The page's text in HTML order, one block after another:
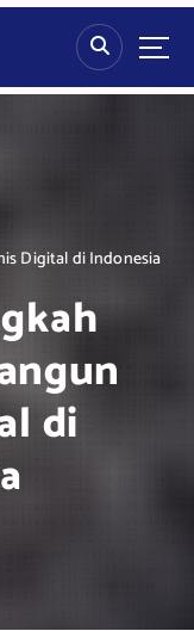
Digital di Indonesia
di